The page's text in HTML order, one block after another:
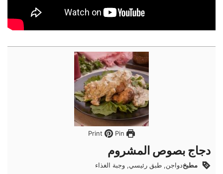
Pin
دجاج بصوص المشروم
مطبخدواجن, طبق رئيسي, وجبة الغذاء